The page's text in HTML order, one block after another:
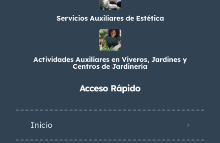
Servicios Auxiliares de Estética
Actividades Auxiliares en Viveros, Jardines y
Centros de Jardinería
Acceso Rápido
Inicio